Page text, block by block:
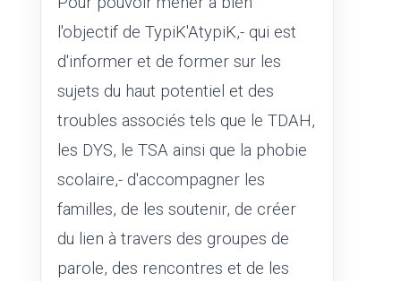
l'objectif de TypiK'AtypiK,- qui est
d'informer et de former sur les
sujets du haut potentiel et des
troubles associés tels que le TDAH,
les DYS, le TSA ainsi que la phobie
scolaire,- d'accompagner les
familles, de les soutenir, de créer
du lien à travers des groupes de
parole, des rencontres et de les